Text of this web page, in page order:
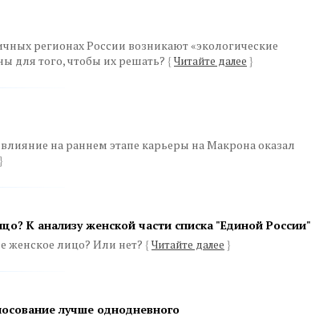
регионах России возникают «экологические
для того, чтобы их решать? { Читайте далее }
на раннем этапе карьеры на Макрона оказал
}
К анализу женской части списка "Единой России"
женское лицо? Или нет? { Читайте далее }
лучше однодневного